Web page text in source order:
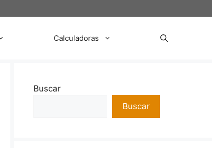
Calculadoras
Buscar
Buscar